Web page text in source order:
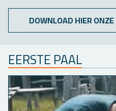
DOWN­LOAD HIER
EER­STE PAAL